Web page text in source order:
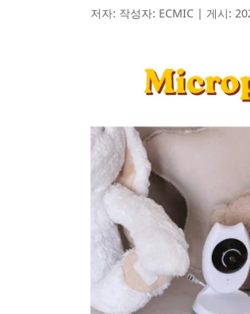
저자: 작성자: ECMIC | 게시: